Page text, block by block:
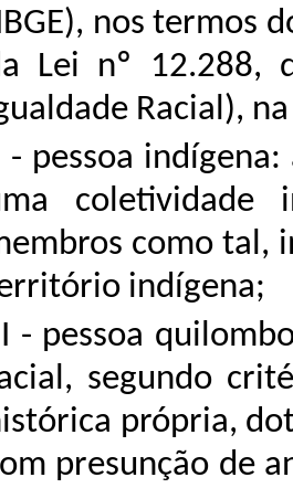
nos termos
Lei nº 12.288,
Racial),
- pessoa
coletividade
como tal,
indígena;
- pessoa
segundo
própria,
presunção de